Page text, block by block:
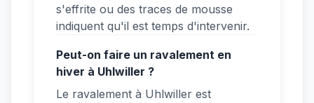
s'effrite ou des traces de mousse
indiquent qu'il est temps d'intervenir.
Peut-on faire un ravalement en
hiver à Uhlwiller ?
Le ravalement à Uhlwiller est